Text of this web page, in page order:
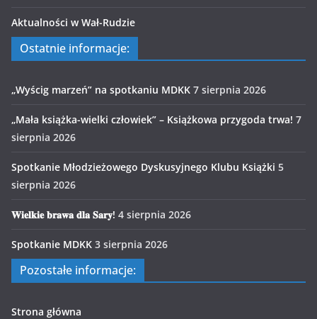
Aktualności w Wał-Rudzie
Ostatnie informacje:
„Wyścig marzeń” na spotkaniu MDKK 7 sierpnia 2026
„Mała książka-wielki człowiek” – Książkowa przygoda trwa! 7
sierpnia 2026
Spotkanie Młodzieżowego Dyskusyjnego Klubu Książki 5
sierpnia 2026
𝐖𝐢𝐞𝐥𝐤𝐢𝐞 𝐛𝐫𝐚𝐰𝐚 𝐝𝐥𝐚 𝐒𝐚𝐫𝐲! 4 sierpnia 2026
Spotkanie MDKK 3 sierpnia 2026
Pozostałe informacje:
Strona główna